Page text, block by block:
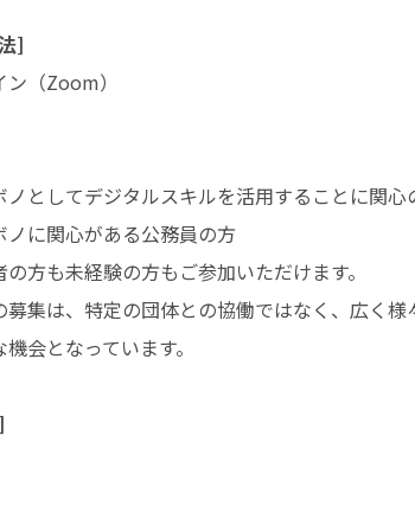
]
（Zoom）
ノとしてデジタルスキルを活用することに関心
ノに関心がある公務員の方
方も未経験の方もご参加いただけます。
集は、特定の団体との協働ではなく、広く
会となっています。